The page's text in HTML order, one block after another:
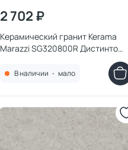
2 702 ₽
Керамический гранит Kerama
Marazzi SG320800R Дистинто
беж темный обрезной 15x60x9
В наличии • мало